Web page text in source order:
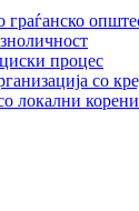
процес
со
локални корени